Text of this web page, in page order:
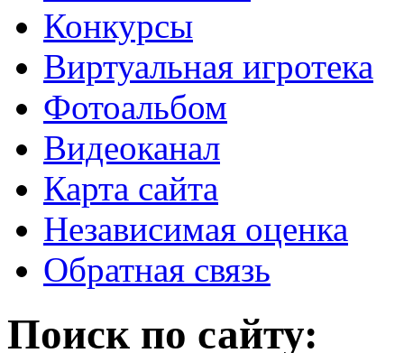
Конкурсы
Виртуальная игротека
Фотоальбом
Видеоканал
Карта сайта
Независимая оценка
Обратная связь
Поиск по сайту: